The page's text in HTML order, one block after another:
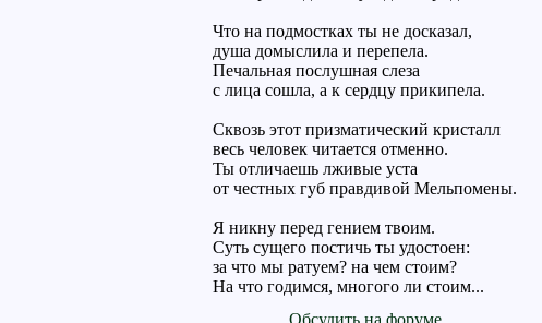
Что на подмостках ты не досказал,
душа домыслила и перепела.
Печальная послушная слеза
с лица сошла, а к сердцу прикипела.
Сквозь этот призматический кристалл
весь человек читается отменно.
Ты отличаешь лживые уста
от честных губ правдивой Мельпомены.
Я никну перед гением твоим.
Суть сущего постичь ты удостоен:
за что мы ратуем? на чем стоим?
На что годимся, многого ли стоим...
Обсудить на форуме